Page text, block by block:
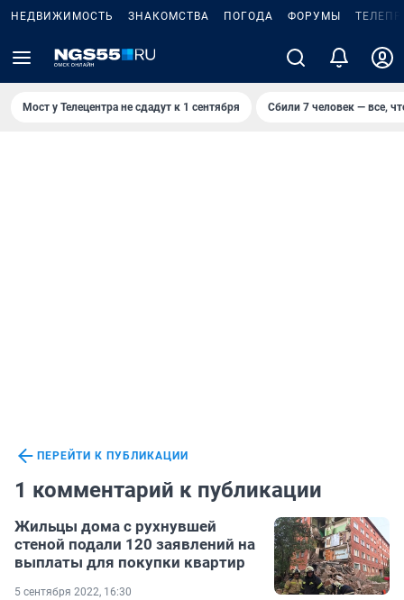
НЕДВИЖИМОСТЬ ЗНАКОМСТВА ПОГОДА ФОРУМЫ
Мост у Телецентра не сдадут к 1 сентября Сбили 7 человек — все,
ПЕРЕЙТИ К ПУБЛИКАЦИИ
1 комментарий к публикации
Жильцы дома с рухнувшей
стеной подали 120 заявлений на
выплаты для покупки квартир
5 сентября 2022, 16:30